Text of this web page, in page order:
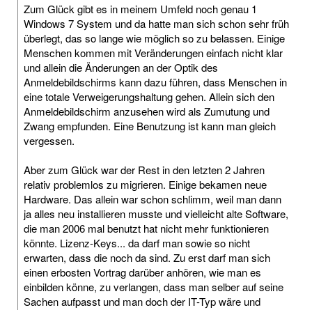
Zum Glück gibt es in meinem Umfeld noch genau 1
Windows 7 System und da hatte man sich schon sehr früh
überlegt, das so lange wie möglich so zu belassen. Einige
Menschen kommen mit Veränderungen einfach nicht klar
und allein die Änderungen an der Optik des
Anmeldebildschirms kann dazu führen, dass Menschen in
eine totale Verweigerungshaltung gehen. Allein sich den
Anmeldebildschirm anzusehen wird als Zumutung und
Zwang empfunden. Eine Benutzung ist kann man gleich
vergessen.
Aber zum Glück war der Rest in den letzten 2 Jahren
relativ problemlos zu migrieren. Einige bekamen neue
Hardware. Das allein war schon schlimm, weil man dann
ja alles neu installieren musste und vielleicht alte Software,
die man 2006 mal benutzt hat nicht mehr funktionieren
könnte. Lizenz-Keys... da darf man sowie so nicht
erwarten, dass die noch da sind. Zu erst darf man sich
einen erbosten Vortrag darüber anhören, wie man es
einbilden könne, zu verlangen, dass man selber auf seine
Sachen aufpasst und man doch der IT-Typ wäre und